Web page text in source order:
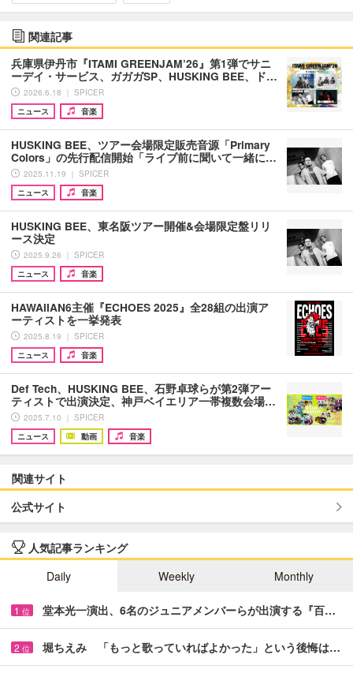
関連記事
兵庫県伊丹市『ITAMI GREENJAM’26』第1弾でサニ
ーデイ・サービス、ガガガSP、HUSKING BEE、ド…
2026.6.18 ｜ SPICER
ニュース
音楽
HUSKING BEE、ツアー会場限定販売音源「Primary
Colors」の先行配信開始「ライブ前に聞いて⼀緒に…
2025.11.19 ｜ SPICER
ニュース
音楽
HUSKING BEE、東名阪ツアー開催&会場限定盤リリ
ース決定
2025.9.26 ｜ SPICER
ニュース
音楽
HAWAIIAN6主催『ECHOES 2025』全28組の出演ア
ーティストを一挙発表
2025.8.19 ｜ SPICER
ニュース
音楽
Def Tech、HUSKING BEE、石野卓球らが第2弾アー
ティストで出演決定、神戸ベイエリア一帯複数会場…
2025.7.10 ｜ SPICER
ニュース
動画 音楽
関連サイト
公式サイト
人気記事ランキング
Daily
Weekly Monthly
1 位 堂本光一演出、6名のジュニアメンバーらが出演する『百…
2 位 堀ちえみ 「もっと歌っていればよかった」という後悔は…